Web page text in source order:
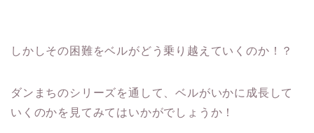
しかしその困難をベルがどう乗り越えていくのか！？
ダンまちのシリーズを通して、ベルがいかに成長して
いくのかを見てみてはいかがでしょうか！